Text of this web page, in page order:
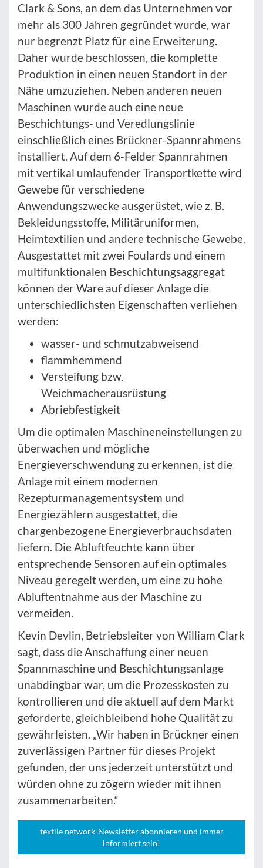
Clark & Sons, an dem das Unternehmen vor
mehr als 300 Jahren gegründet wurde, war
nur begrenzt Platz für eine Erweiterung.
Daher wurde beschlossen, die komplette
Produktion in einen neuen Standort in der
Nähe umzuziehen. Neben anderen neuen
Maschinen wurde auch eine neue
Beschichtungs- und Veredlungslinie
einschließlich eines Brückner-Spannrahmens
installiert. Auf dem 6-Felder Spannrahmen
mit vertikal umlaufender Transportkette wird
Gewebe für verschiedene
Anwendungszwecke ausgerüstet, wie z. B.
Bekleidungsstoffe, Militäruniformen,
Heimtextilien und andere technische Gewebe.
Ausgestattet mit zwei Foulards und einem
multifunktionalen Beschichtungsaggregat
können der Ware auf dieser Anlage die
unterschiedlichsten Eigenschaften verliehen
werden:
wasser- und schmutzabweisend
flammhemmend
Versteifung bzw.
Weichmacherausrüstung
Abriebfestigkeit
Um die optimalen Maschineneinstellungen zu
überwachen und mögliche
Energieverschwendung zu erkennen, ist die
Anlage mit einem modernen
Rezepturmanagementsystem und
Energiezählern ausgestattet, die
chargenbezogene Energieverbrauchsdaten
liefern. Die Abluftfeuchte kann über
entsprechende Sensoren auf ein optimales
Niveau geregelt werden, um eine zu hohe
Abluftentnahme aus der Maschine zu
vermeiden.
Kevin Devlin, Betriebsleiter von William Clark
sagt, dass die Anschaffung einer neuen
Spannmaschine und Beschichtungsanlage
unabdingbar war, um die Prozesskosten zu
kontrollieren und die aktuell auf dem Markt
geforderte, gleichbleibend hohe Qualität zu
gewährleisten. „Wir haben in Brückner einen
zuverlässigen Partner für dieses Projekt
gefunden, der uns jederzeit unterstützt und
würden ohne zu zögern wieder mit ihnen
zusammenarbeiten.“
textile network-Newsletter abonnieren und immer
informiert sein!